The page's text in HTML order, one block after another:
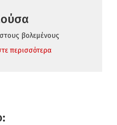
βολεμένους
περισσότερα